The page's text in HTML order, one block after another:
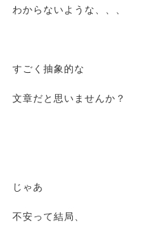
わからないような、、、
すごく抽象的な
文章だと思いませんか？
じゃあ
不安って結局、